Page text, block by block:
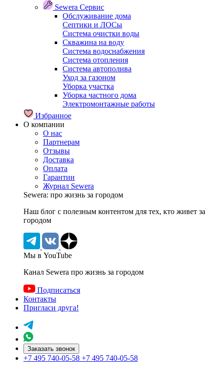
Sewera Сервис
Обслуживание дома
Септики и ЛОСы
Система очистки воды
Скважина на воду
Система водоснабжения
Система отопления
Система автополива
Уход за газоном
Уборка участка
Уборка частного дома
Электромонтажные работы
Избранное
О компании
О нас
Партнерам
Отзывы
Доставка
Оплата
Гарантии
Журнал Sewera
Sewera: про жизнь за городом
Наш блог c полезным контентом для тех, кто живет за
городом
Мы в YouTube
Канал Sewera про жизнь за городом
Подписаться
Контакты
Пригласи друга!
Заказать звонок
+7 495 740-05-58 +7 495 740-05-58